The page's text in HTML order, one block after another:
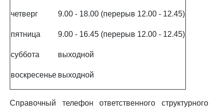
четверг 9.00 - 18.00 (перерыв 12.00 - 12.45)
пятница 9.00 - 16.45 (перерыв 12.00 - 12.45)
суббота выходной
воскресенье выходной
Справочный телефон ответственного структурного